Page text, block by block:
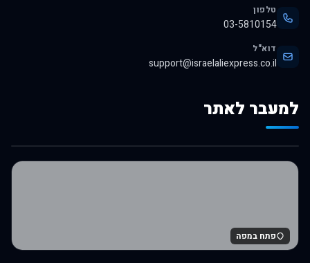
טלפון
03-5810154
דוא"ל
support@israelaliexpress.co.il
למעבר לאתר
לרכישה באלי אקספרס
פתח במפה